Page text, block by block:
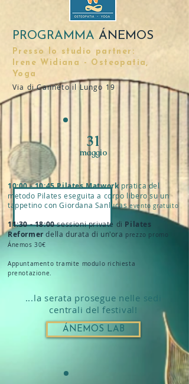
PROGRAMMA ÁNEMOS
Presso lo studio partner:
Irene Widiana - Osteopatia,
Yoga
Via di Canneto il Lungo 19
31
maggio
10:00 - 10:45 Pilates Matwork pratica del
metodo Pilates eseguita a corpo libero su un
tappetino con Giordana Sanlucasevento gratuito
11:30 - 18:00sessioni private di Pilates
Reformerdella durata di un'ora prezzo promo
Ánemos 30€
Appuntamento tramite modulo richiesta
prenotazione.
...la serata prosegue nelle sedi
centrali del festival!
ÁNEMOS LAB